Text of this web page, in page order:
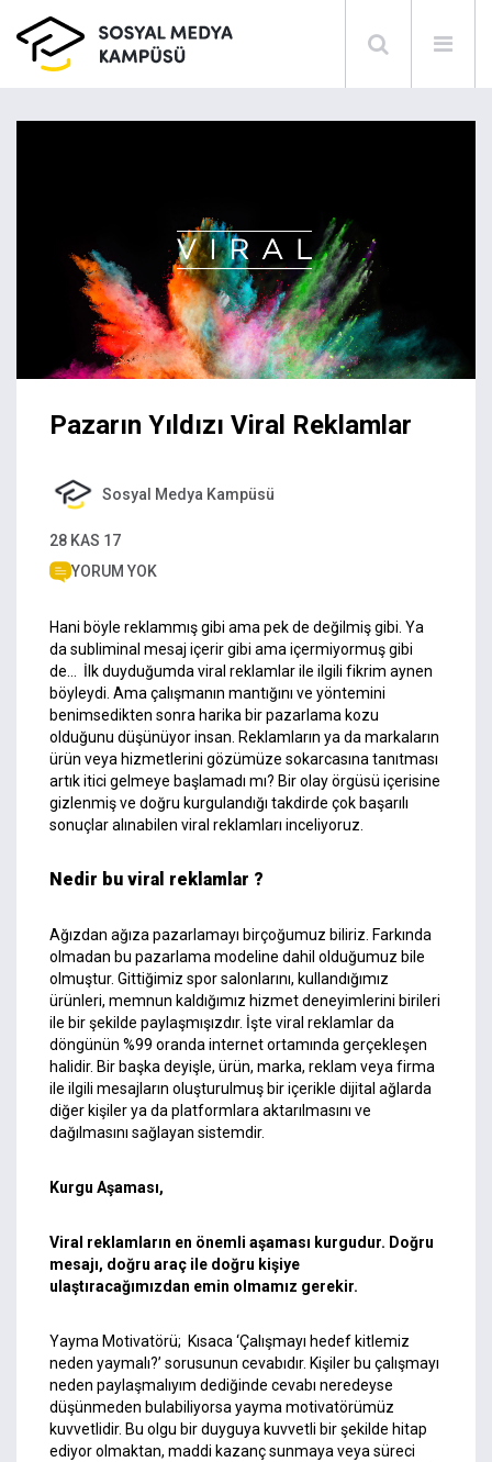
Pazarın Yıldızı Viral Reklamlar
Sosyal Medya Kampüsü
28 KAS 17
YORUM YOK
Hani böyle reklammış gibi ama pek de değilmiş gibi. Ya
da subliminal mesaj içerir gibi ama içermiyormuş gibi
de… İlk duyduğumda viral reklamlar ile ilgili fikrim aynen
böyleydi. Ama çalışmanın mantığını ve yöntemini
benimsedikten sonra harika bir pazarlama kozu
olduğunu düşünüyor insan. Reklamların ya da markaların
ürün veya hizmetlerini gözümüze sokarcasına tanıtması
artık itici gelmeye başlamadı mı? Bir olay örgüsü içerisine
gizlenmiş ve doğru kurgulandığı takdirde çok başarılı
sonuçlar alınabilen viral reklamları inceliyoruz.
Nedir bu viral reklamlar ?
Ağızdan ağıza pazarlamayı birçoğumuz biliriz. Farkında
olmadan bu pazarlama modeline dahil olduğumuz bile
olmuştur. Gittiğimiz spor salonlarını, kullandığımız
ürünleri, memnun kaldığımız hizmet deneyimlerini birileri
ile bir şekilde paylaşmışızdır. İşte viral reklamlar da
döngünün %99 oranda internet ortamında gerçekleşen
halidir. Bir başka deyişle, ürün, marka, reklam veya firma
ile ilgili mesajların oluşturulmuş bir içerikle dijital ağlarda
diğer kişiler ya da platformlara aktarılmasını ve
dağılmasını sağlayan sistemdir.
Kurgu Aşaması,
Viral reklamların en önemli aşaması kurgudur. Doğru
mesajı, doğru araç ile doğru kişiye
ulaştıracağımızdan emin olmamız gerekir.
Yayma Motivatörü; Kısaca ‘Çalışmayı hedef kitlemiz
neden yaymalı?’ sorusunun cevabıdır. Kişiler bu çalışmayı
neden paylaşmalıyım dediğinde cevabı neredeyse
düşünmeden bulabiliyorsa yayma motivatörümüz
kuvvetlidir. Bu olgu bir duyguya kuvvetli bir şekilde hitap
ediyor olmaktan, maddi kazanç sunmaya veya süreci